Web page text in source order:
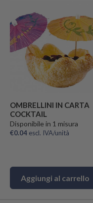
OMBRELLINI IN CARTA
COCKTAIL
Disponibile in 1 misura
€0.04 escl. IVA/unità
Aggiungi al carrello